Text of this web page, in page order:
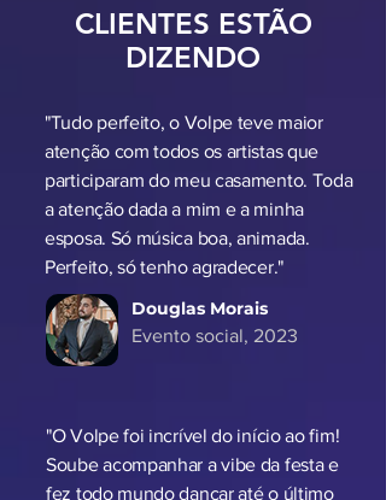
ALGUNS
CLIENTES ESTÃO
"Tudo perfeito, o Volpe teve maior
atenção com todos os artistas que
participaram do meu casamento. Toda
a atenção dada a mim e a minha
Perfeito, só tenho agradecer."
"O Volpe foi incrível do início ao fim!